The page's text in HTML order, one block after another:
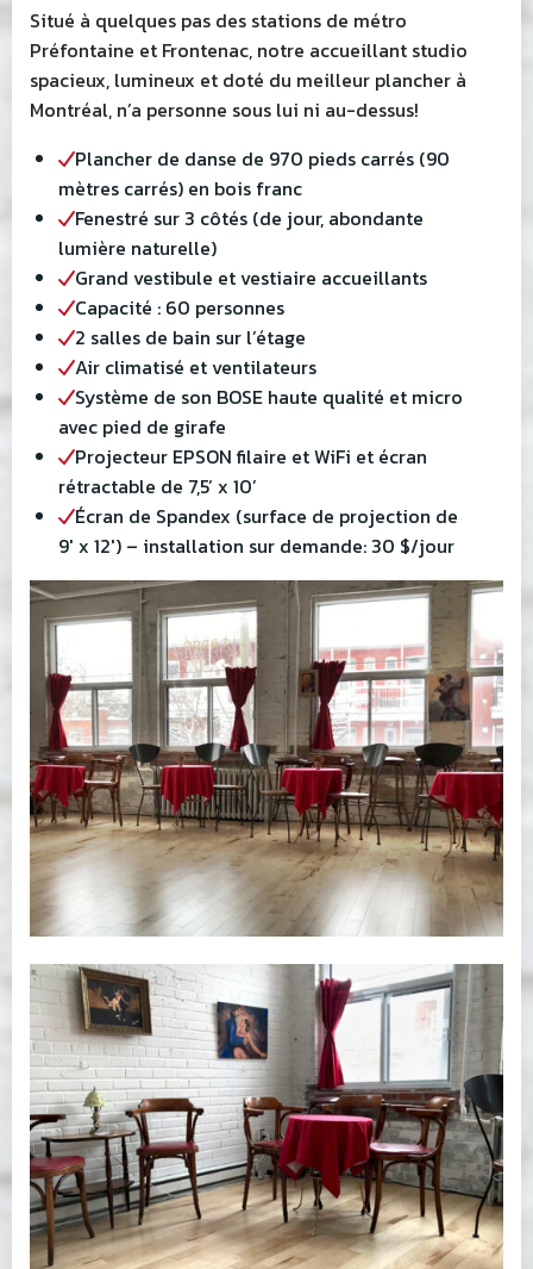
Situé à quelques pas des stations de métro
Préfontaine et Frontenac, notre accueillant studio
spacieux, lumineux et doté du meilleur plancher à
Montréal, n’a personne sous lui ni au-dessus!
Plancher de danse de 970 pieds carrés (90
mètres carrés) en bois franc
Fenestré sur 3 côtés (de jour, abondante
lumière naturelle)
Grand vestibule et vestiaire accueillants
Capacité : 60 personnes
2 salles de bain sur l’étage
Air climatisé et ventilateurs
Système de son BOSE haute qualité et micro
avec pied de girafe
Projecteur EPSON filaire et WiFi et écran
rétractable de 7,5’ x 10’
Écran de Spandex (surface de projection de
9′ x 12′) – installation sur demande: 30 $/jour